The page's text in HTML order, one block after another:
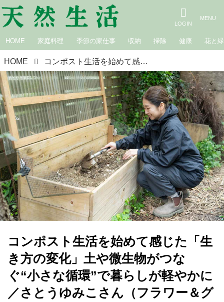
HOME 家庭料理 季節の家仕事 収納 掃除 健康 花と緑
HOME コンポスト生活を始めて感じた「生き方の変化」土や微生物がつなぐ“小さな循環”で暮らしが軽やかに／さとうゆみこさん（フラワー＆グリーンスタイリスト）
コンポスト生活を始めて感じた「生
き方の変化」土や微生物がつな
ぐ“小さな循環”で暮らしが軽やかに
／さとうゆみこさん（フラワー＆グ